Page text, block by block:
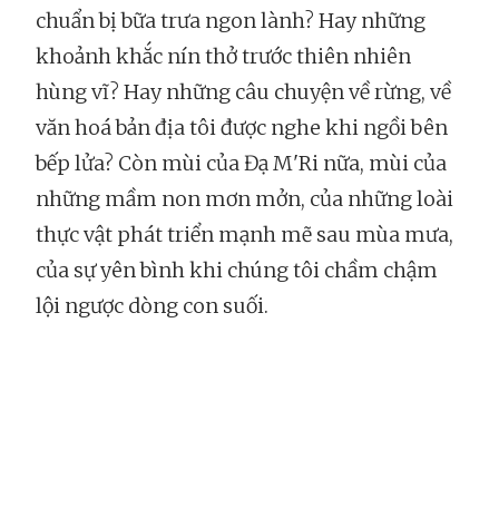
chuẩn bị bữa trưa ngon lành? Hay những
khoảnh khắc nín thở trước thiên nhiên
hùng vĩ? Hay những câu chuyện về rừng, về
văn hoá bản địa tôi được nghe khi ngồi bên
bếp lửa? Còn mùi của Đạ M'Ri nữa, mùi của
những mầm non mơn mởn, của những loài
thực vật phát triển mạnh mẽ sau mùa mưa,
của sự yên bình khi chúng tôi chầm chậm
lội ngược dòng con suối.